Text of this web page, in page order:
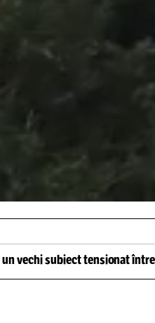
vechi subiect tensionat